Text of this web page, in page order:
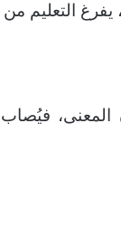
يفرغ التعليم